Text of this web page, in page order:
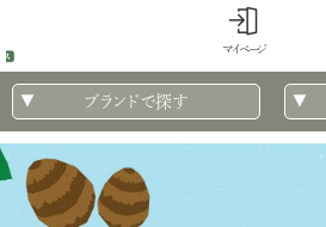
マイページ
ブランドで探す